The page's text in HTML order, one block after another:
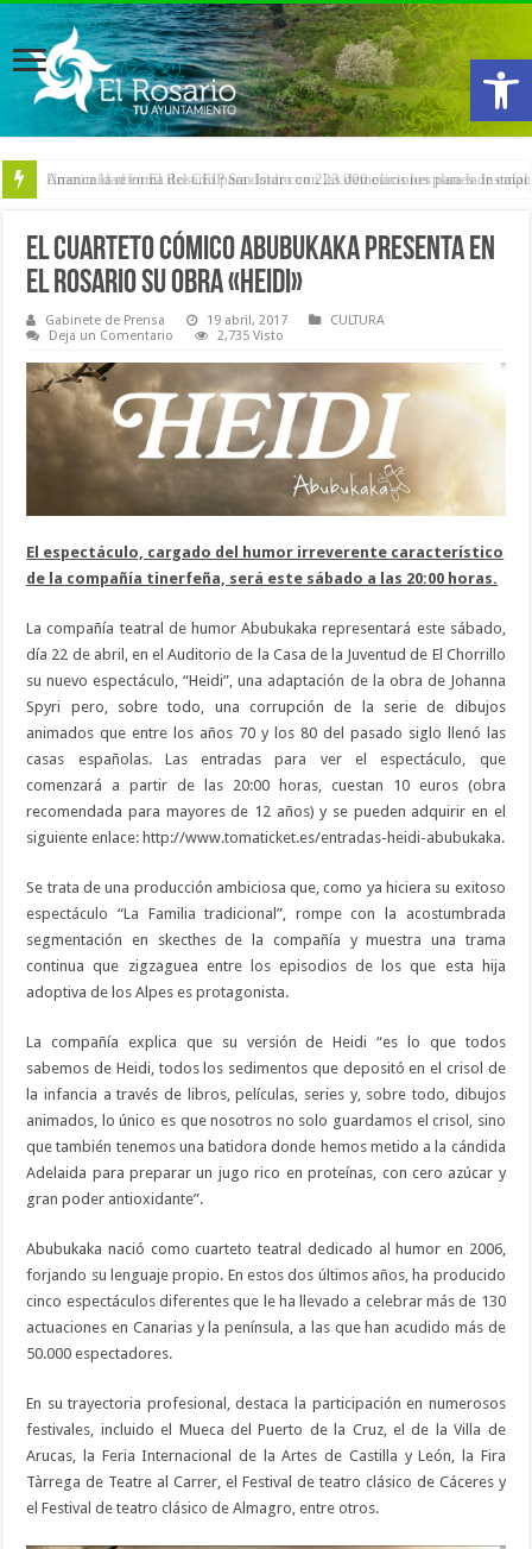
Abrir
Arranca la reforma del CEIP San Isidro con las demoliciones para la
El cuarteto cómico Abubukaka presenta en
El Rosario su obra «Heidi»
Gabinete de Prensa 19 abril, 2017
CULTURA
Deja un Comentario
2,735 Visto
El espectáculo, cargado del humor irreverente característico
de la compañía tinerfeña, será este sábado a las 20:00 horas.
La compañía teatral de humor Abubukaka representará este sábado,
día 22 de abril, en el Auditorio de la Casa de la Juventud de El Chorrillo
su nuevo espectáculo, “Heidi”, una adaptación de la obra de Johanna
Spyri pero, sobre todo, una corrupción de la serie de dibujos
animados que entre los años 70 y los 80 del pasado siglo llenó las
casas españolas. Las entradas para ver el espectáculo, que
comenzará a partir de las 20:00 horas, cuestan 10 euros (obra
recomendada para mayores de 12 años) y se pueden adquirir en el
siguiente enlace: http://www.tomaticket.es/entradas-heidi-abubukaka.
Se trata de una producción ambiciosa que, como ya hiciera su exitoso
espectáculo “La Familia tradicional”, rompe con la acostumbrada
segmentación en skecthes de la compañía y muestra una trama
continua que zigzaguea entre los episodios de los que esta hija
adoptiva de los Alpes es protagonista.
La compañía explica que su versión de Heidi “es lo que todos
sabemos de Heidi, todos los sedimentos que depositó en el crisol de
la infancia a través de libros, películas, series y, sobre todo, dibujos
animados, lo único es que nosotros no solo guardamos el crisol, sino
que también tenemos una batidora donde hemos metido a la cándida
Adelaida para preparar un jugo rico en proteínas, con cero azúcar y
gran poder antioxidante”.
Abubukaka nació como cuarteto teatral dedicado al humor en 2006,
forjando su lenguaje propio. En estos dos últimos años, ha producido
cinco espectáculos diferentes que le ha llevado a celebrar más de 130
actuaciones en Canarias y la península, a las que han acudido más de
50.000 espectadores.
En su trayectoria profesional, destaca la participación en numerosos
festivales, incluido el Mueca del Puerto de la Cruz, el de la Villa de
Arucas, la Feria Internacional de la Artes de Castilla y León, la Fira
Tàrrega de Teatre al Carrer, el Festival de teatro clásico de Cáceres y
el Festival de teatro clásico de Almagro, entre otros.